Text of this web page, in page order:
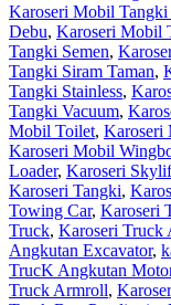
Karoseri Mobil Tangki
Debu, Karoseri Mobil
Tangki Semen,
Tangki Siram Taman,
Tangki Stainless,
Tangki Vacuum,
Mobil Toilet, Karoseri
Karoseri Mobil
Loader, Karoseri
Karoseri Tangki,
Towing Car, Karoseri
Truck, Karoseri Truck
Angkutan Excavator,
TrucK Angkutan
Truck Armroll,